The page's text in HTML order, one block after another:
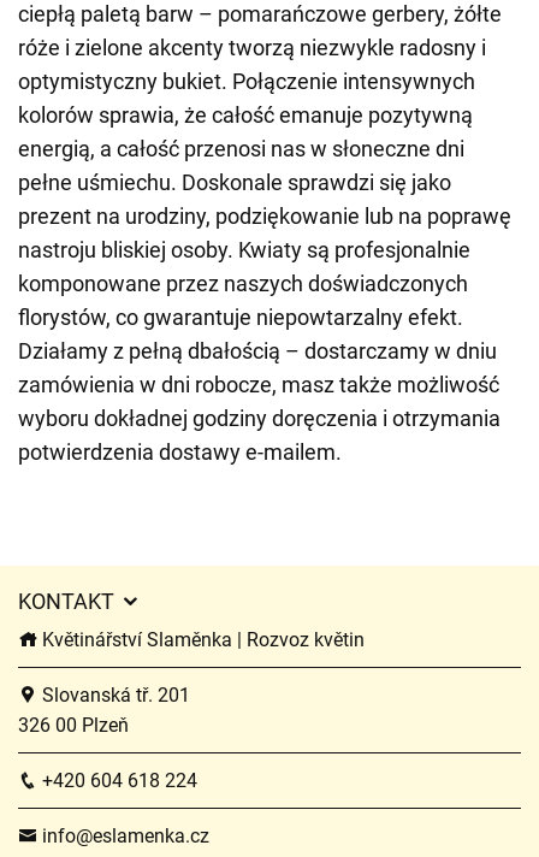
ciepłą paletą barw – pomarańczowe gerbery, żółte
róże i zielone akcenty tworzą niezwykle radosny i
optymistyczny bukiet. Połączenie intensywnych
kolorów sprawia, że całość emanuje pozytywną
energią, a całość przenosi nas w słoneczne dni
pełne uśmiechu. Doskonale sprawdzi się jako
prezent na urodziny, podziękowanie lub na poprawę
nastroju bliskiej osoby. Kwiaty są profesjonalnie
komponowane przez naszych doświadczonych
florystów, co gwarantuje niepowtarzalny efekt.
Działamy z pełną dbałością – dostarczamy w dniu
zamówienia w dni robocze, masz także możliwość
wyboru dokładnej godziny doręczenia i otrzymania
potwierdzenia dostawy e-mailem.
KONTAKT
Květinářství Slaměnka | Rozvoz květin
Slovanská tř. 201
326 00 Plzeň
+420 604 618 224
info@eslamenka.cz